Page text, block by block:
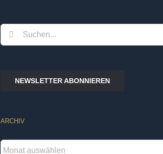
Suche
nach:
NEWSLETTER ABONNIEREN
ARCHIV
Archiv